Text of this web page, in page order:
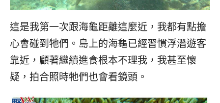
這是我第一次跟海龜距離這麼近，我都有點擔
心會碰到牠們。島上的海龜已經習慣浮潛遊客
靠近，顧著繼續進食根本不理我，我甚至懷
疑，拍合照時牠們也會看鏡頭。